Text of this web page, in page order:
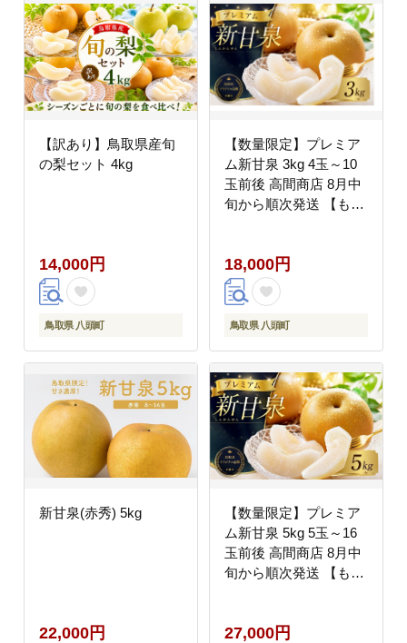
【訳あり】鳥取県産旬
の梨セット 4kg
14,000円
鳥取県 八頭町
【数量限定】プレミア
ム新甘泉 3kg 4玉～10
玉前後 高間商店 8月中
旬から順次発送 【もぎ
品種 赤梨 梨 シャキシ
ャキ 新甘泉】
18,000円
鳥取県 八頭町
新甘泉(赤秀) 5kg
22,000円
【数量限定】プレミア
ム新甘泉 5kg 5玉～16
玉前後 高間商店 8月中
旬から順次発送 【もぎ
品種 赤梨 梨 秋 シャキ
27,000円